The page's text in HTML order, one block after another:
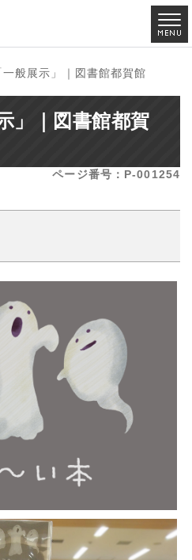
般展示」｜図書館都賀館
」｜図書館都賀
ページ番号：P-001254